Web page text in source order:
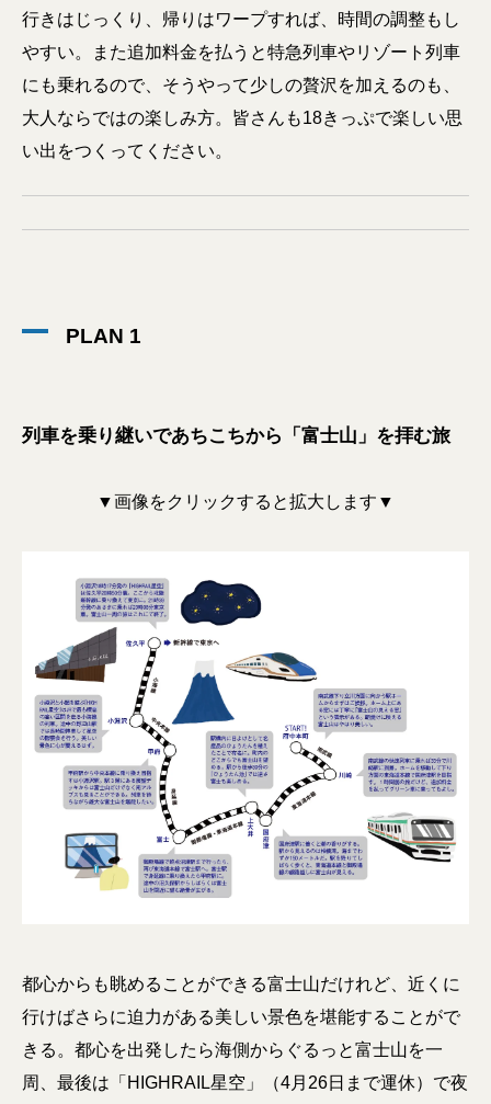
行きはじっくり、帰りはワープすれば、時間の調整もし
やすい。また追加料金を払うと特急列車やリゾート列車
にも乗れるので、そうやって少しの贅沢を加えるのも、
大人ならではの楽しみ方。皆さんも18きっぷで楽しい思
い出をつくってください。
PLAN 1
列車を乗り継いであちこちから「富士山」を拝む旅
▼画像をクリックすると拡大します▼
都心からも眺めることができる富士山だけれど、近くに
行けばさらに迫力がある美しい景色を堪能することがで
きる。都心を出発したら海側からぐるっと富士山を一
周、最後は「HIGHRAIL星空」（4月26日まで運休）で夜